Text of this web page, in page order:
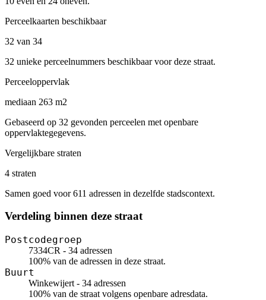
Perceelkaarten beschikbaar
32 van 34
32 unieke perceelnummers beschikbaar voor deze straat.
Perceeloppervlak
mediaan 263 m2
Gebaseerd op 32 gevonden perceelen met openbare
oppervlaktegegevens.
Vergelijkbare straten
4 straten
Samen goed voor 611 adressen in dezelfde stadscontext.
Verdeling binnen deze straat
Postcodegroep
7334CR - 34 adressen
100% van de adressen in deze straat.
Buurt
Winkewijert - 34 adressen
100% van de straat volgens openbare adresdata.